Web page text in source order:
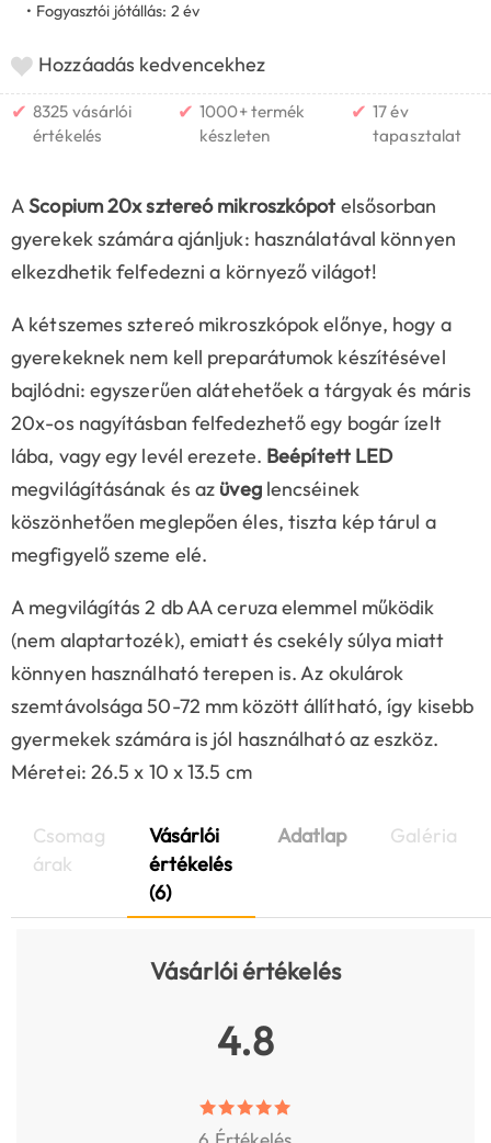
• Fogyasztói jótállás: 2 év
Hozzáadás kedvencekhez
✔ 8325 vásárlói
értékelés
✔ 1000+ termék
készleten
✔ 17 év
tapasztalat
AScopium 20x sztereó mikroszkópot elsősorban
gyerekek számára ajánljuk: használatával könnyen
elkezdhetik felfedezni a környező világot!
A kétszemes sztereó mikroszkópok előnye, hogy a
gyerekeknek nem kell preparátumok készítésével
bajlódni: egyszerűen alátehetőek a tárgyak és máris
20x-os nagyításban felfedezhető egy bogár ízelt
lába, vagy egy levél erezete. Beépített LED
megvilágításának és az üveglencséinek
köszönhetően meglepően éles, tiszta kép tárul a
megfigyelő szeme elé.
A megvilágítás 2 db AA ceruza elemmel működik
(nem alaptartozék), emiatt és csekély súlya miatt
könnyen használható terepen is. Az okulárok
szemtávolsága 50-72 mm között állítható, így kisebb
gyermekek számára is jól használható az eszköz.
Méretei: 26.5 x 10 x 13.5 cm
Csomag
árak
Vásárlói
értékelés
(6)
Adatlap Galéria
Vásárlói értékelés
4.8